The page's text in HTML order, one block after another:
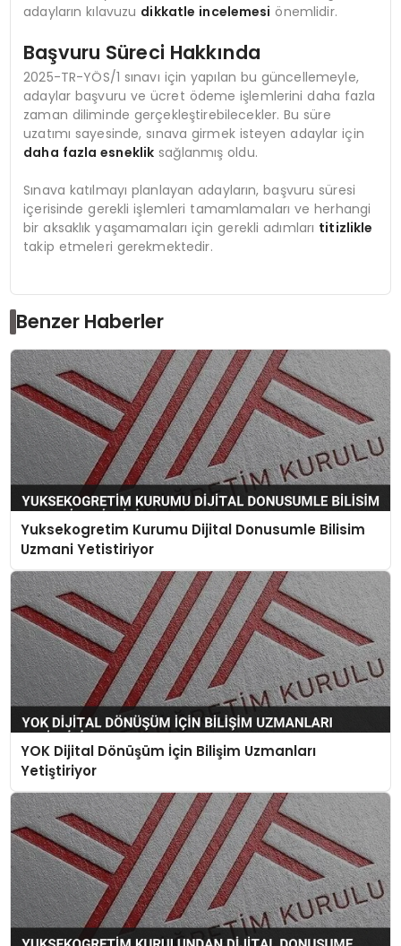
adayların kılavuzu dikkatle incelemesi önemlidir.
Başvuru Süreci Hakkında
2025-TR-YÖS/1 sınavı için yapılan bu güncellemeyle,
adaylar başvuru ve ücret ödeme işlemlerini daha fazla
zaman diliminde gerçekleştirebilecekler. Bu süre
uzatımı sayesinde, sınava girmek isteyen adaylar için
daha fazla esneklik sağlanmış oldu.
Sınava katılmayı planlayan adayların, başvuru süresi
içerisinde gerekli işlemleri tamamlamaları ve herhangi
bir aksaklık yaşamamaları için gerekli adımları titizlikle
takip etmeleri gerekmektedir.
Benzer Haberler
Yuksekogretim Kurumu Dijital Donusumle Bilisim
Uzmani Yetistiriyor
YOK Dijital Dönüşüm İçin Bilişim Uzmanları
Yetiştiriyor